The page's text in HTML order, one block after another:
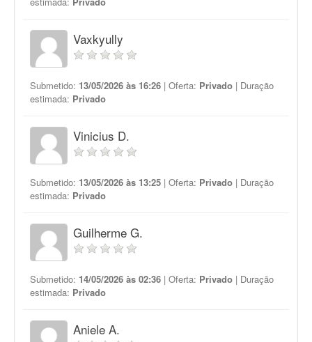
Vaxkyully
Submetido: 13/05/2026 às 16:26 | Oferta: Privado | Duração
estimada: Privado
Vinicius D.
Submetido: 13/05/2026 às 13:25 | Oferta: Privado | Duração
estimada: Privado
Guilherme G.
Submetido: 14/05/2026 às 02:36 | Oferta: Privado | Duração
estimada: Privado
Aniele A.